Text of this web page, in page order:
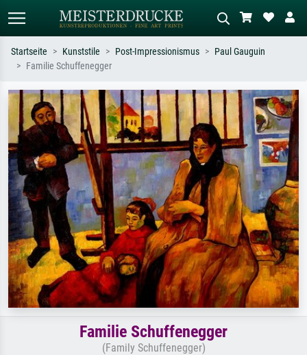
Suchen Sie nach Künstlern, Werktiteln
oder Stilen – z.B. Monet,
Sternennacht, Impressionismus, Welle
Hokusai, Akt.
Beschreiben Sie die Szene – z.B. Grüne
Wiese, Abstrakt mit viel Rot, Dunkles
Ölgemälde, Stehender Akt neben einem
Baum.
Startseite Kunststile Post-Impressionismus
Paul Gauguin
Familie Schuffenegger
Familie Schuffenegger
(Family Schuffenegger)